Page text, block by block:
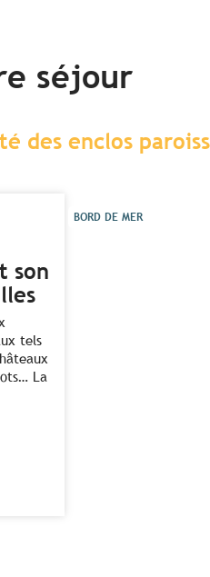
séjour
des enclos
BORD DE MER
son
tels
La